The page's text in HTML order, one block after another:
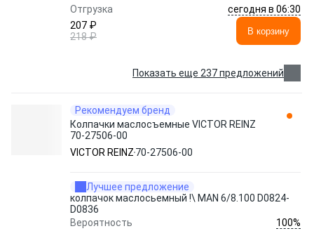
Отгрузка
сегодня в 06:30
207 ₽
218 ₽
В корзину
Показать еще 237 предложений
Рекомендуем бренд
Колпачки маслосъемные VICTOR REINZ
70-27506-00
VICTOR REINZ 70-27506-00
Лучшее предложение
колпачок маслосьемный !\ MAN 6/8.100 D0824-
D0836
Вероятность
100%